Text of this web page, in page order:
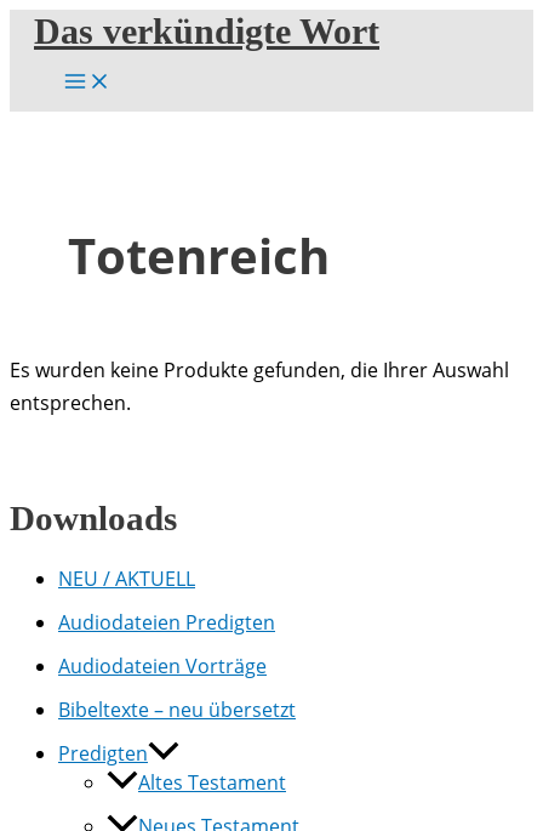
Zum
Inhalt
springen
Das verkündigte Wort
Totenreich
Es wurden keine Produkte gefunden, die Ihrer Auswahl
entsprechen.
Downloads
NEU / AKTUELL
Audiodateien Predigten
Audiodateien Vorträge
Bibeltexte – neu übersetzt
Predigten
Altes Testament